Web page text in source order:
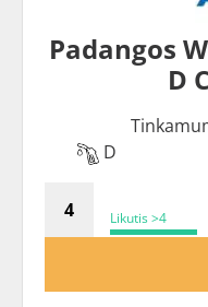
Padangos
D
D
Likutis >4